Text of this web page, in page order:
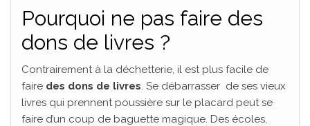
Pourquoi ne pas faire des
dons de livres ?
Contrairement à la déchetterie, il est plus facile de
faire des dons de livres. Se débarrasser de ses vieux
livres qui prennent poussière sur le placard peut se
faire d’un coup de baguette magique. Des écoles,